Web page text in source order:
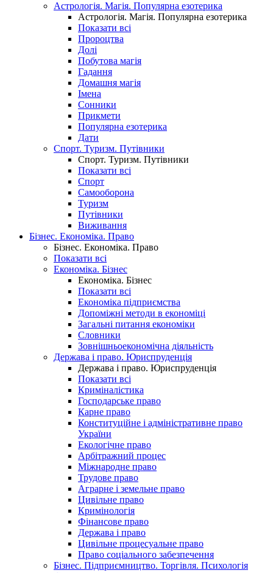
Астрологія. Магія. Популярна езотерика
Астрологія. Магія. Популярна езотерика
Показати всі
Пророцтва
Долі
Побутова магія
Гадання
Домашня магія
Імена
Сонники
Прикмети
Популярна езотерика
Дати
Спорт. Туризм. Путівники
Спорт. Туризм. Путівники
Показати всі
Спорт
Самооборона
Туризм
Путівники
Виживання
Бізнес. Економіка. Право
Бізнес. Економіка. Право
Показати всі
Економіка. Бізнес
Економіка. Бізнес
Показати всі
Економіка підприємства
Допоміжні методи в економіці
Загальні питання економіки
Словники
Зовнішньоекономічна діяльність
Держава і право. Юриспруденція
Держава і право. Юриспруденція
Показати всі
Криміналістика
Господарське право
Карне право
Конституційне і адміністративне право
України
Екологічне право
Арбітражний процес
Міжнародне право
Трудове право
Аграрне і земельне право
Цивільне право
Кримінологія
Фінансове право
Держава і право
Цивільне процесуальне право
Право соціального забезпечення
Бізнес. Підприємництво. Торгівля. Психологія